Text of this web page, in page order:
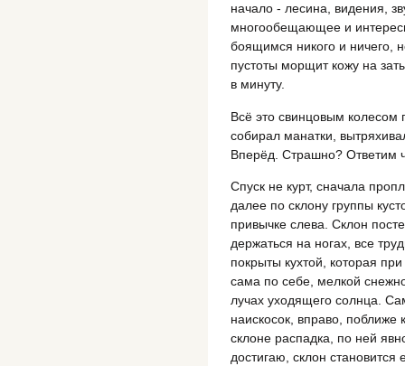
начало - лесина, видения,
многообещающее и
боящимся никого и ничего,
пустоты морщит кожу на
в минуту.
Всё это свинцовым колесом
собирал манатки,
Вперёд. Страшно? Ответим
Спуск не курт, сначала
далее по склону группы
привычке слева. Склон
держаться на ногах, все
покрыты кухтой, которая
сама по себе, мелкой
лучах уходящего солнца.
наискосок, вправо, поближе
склоне распадка, по ней
достигаю, склон